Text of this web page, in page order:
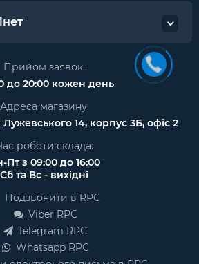
Прийом заявок:
до 20:00 кожен день
Адреса магазину:
14, корпус 3Б, офіс 2
роботи склада:
Пт з 09:00 до 16:00
Сб та Вс - вихідні
Подзвонити в RPC
Viber RPC
Telegram RPC
Whatsapp RPC